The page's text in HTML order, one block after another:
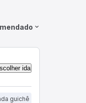
ida
guichê